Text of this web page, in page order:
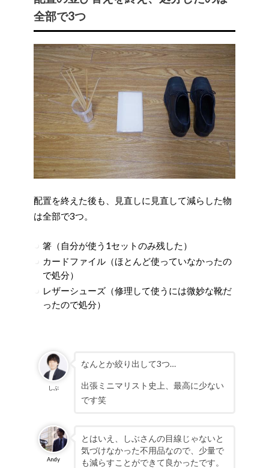
全部で3つ
配置を終えた後も、見直しに見直して減らした物
は全部で3つ。
箸（自分が使う1セットのみ残した）
カードファイル（ほとんど使っていなかったの
で処分）
レザーシューズ（修理して使うには微妙な靴だ
ったので処分）
しぶ
なんとか絞り出して3つ…
出張ミニマリスト史上、最高に少ない
です笑
Andy
とはいえ、しぶさんの目線じゃないと
気づけなかった不用品なので、少量で
も減らすことができて良かったです。